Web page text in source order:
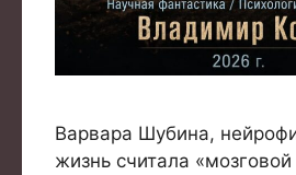
Варвара Шубина,
жизнь считала «мозговой